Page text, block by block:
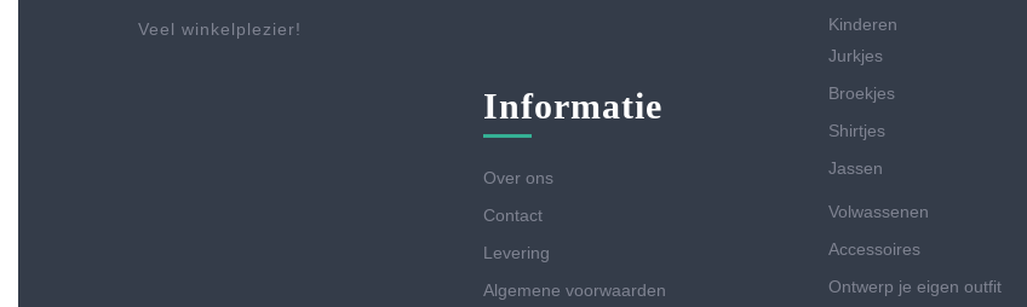
Veel winkelplezier!
Informatie
Over ons
Contact
Levering
Algemene voorwaarden
Kinderen
Jurkjes
Broekjes
Shirtjes
Jassen
Volwassenen
Accessoires
Ontwerp je eigen outfit